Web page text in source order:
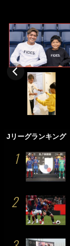
Jリーグランキング